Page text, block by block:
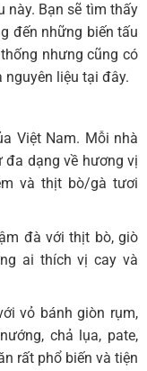
này. Bạn sẽ tìm thấy
đến những biến tấu
nhưng cũng có
liệu tại đây.
Việt Nam. Mỗi nhà
đa dạng về hương vị
và thịt bò/gà tươi
đà với thịt bò, giò
ai thích vị cay và
vỏ bánh giòn rụm,
chả lụa, pate,
rất phổ biến và tiện